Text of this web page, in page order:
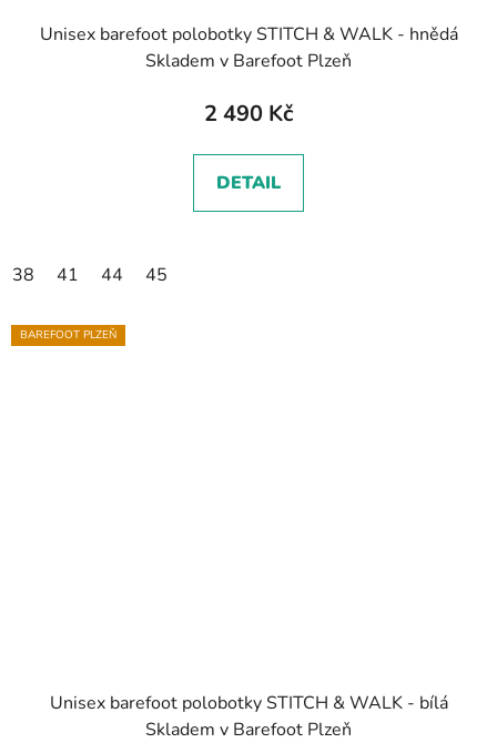
Unisex barefoot polobotky STITCH & WALK - hnědá
Skladem v Barefoot Plzeň
2 490 Kč
DETAIL
38 41 44 45
BAREFOOT PLZEŇ
Unisex barefoot polobotky STITCH & WALK - bílá
Skladem v Barefoot Plzeň